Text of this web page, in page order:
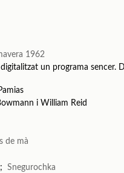
1962
digitalitzat un programa sencer.
i William Reid
de mà
;Snegurochka